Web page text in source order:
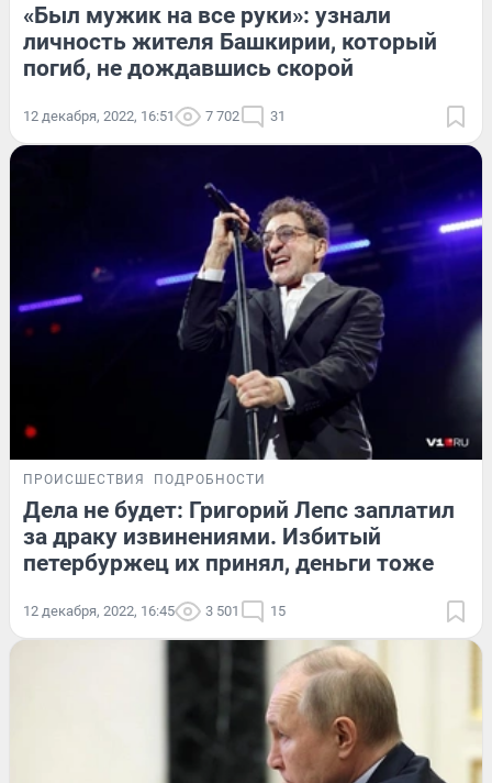
«Был мужик на все руки»: узнали
личность жителя Башкирии, который
погиб, не дождавшись скорой
12 декабря, 2022, 16:51 7 702 31
ПРОИСШЕСТВИЯ ПОДРОБНОСТИ
Дела не будет: Григорий Лепс заплатил
за драку извинениями. Избитый
петербуржец их принял, деньги тоже
12 декабря, 2022, 16:45 3 501 15